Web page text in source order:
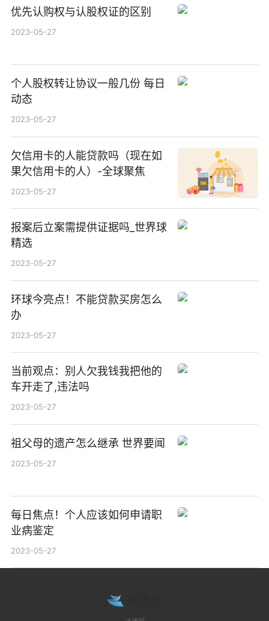
优先认购权与认股权证的区别
2023-05-27
个人股权转让协议一般几份 每日
动态
2023-05-27
欠信用卡的人能贷款吗（现在如
果欠信用卡的人）-全球聚焦
2023-05-27
报案后立案需提供证据吗_世界球
精选
2023-05-27
环球今亮点！不能贷款买房怎么
办
2023-05-27
当前观点：别人欠我钱我把他的
车开走了,违法吗
2023-05-27
祖父母的遗产怎么继承 世界要闻
2023-05-27
每日焦点！个人应该如何申请职
业病鉴定
2023-05-27